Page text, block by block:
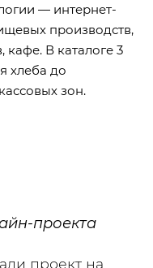
— интернет-
производств,
кафе. В каталоге 3
хлеба до
зон.
проекта
проект на